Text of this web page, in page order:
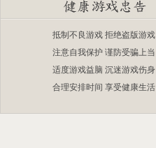
抵制不良游戏 拒绝盗版游戏
注意自我保护 谨防受骗上当
适度游戏益脑 沉迷游戏伤身
合理安排时间 享受健康生活